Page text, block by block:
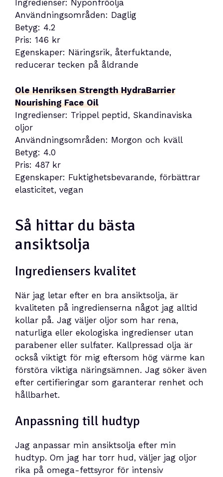
Ingredienser: Nyponfröolja
Användningsområden: Daglig
Betyg: 4.2
Pris: 146 kr
Egenskaper: Näringsrik, återfuktande,
reducerar tecken på åldrande
Ole Henriksen Strength HydraBarrier
Nourishing Face Oil
Ingredienser: Trippel peptid, Skandinaviska
oljor
Användningsområden: Morgon och kväll
Betyg: 4.0
Pris: 487 kr
Egenskaper: Fuktighetsbevarande, förbättrar
elasticitet, vegan
Så hittar du bästa
ansiktsolja
Ingrediensers kvalitet
När jag letar efter en bra ansiktsolja, är
kvaliteten på ingredienserna något jag alltid
kollar på. Jag väljer oljor som har rena,
naturliga eller ekologiska ingredienser utan
parabener eller sulfater. Kallpressad olja är
också viktigt för mig eftersom hög värme kan
förstöra viktiga näringsämnen. Jag söker även
efter certifieringar som garanterar renhet och
hållbarhet.
Anpassning till hudtyp
Jag anpassar min ansiktsolja efter min
hudtyp. Om jag har torr hud, väljer jag oljor
rika på omega-fettsyror för intensiv